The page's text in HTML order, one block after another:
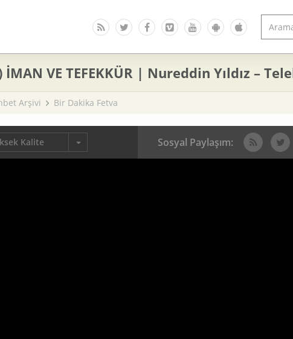
İMAN VE TEFEKKÜR | Nureddin Yıldız –
Arşivi Bir Dakika Fetva
Kalite Sosyal Paylaşım: